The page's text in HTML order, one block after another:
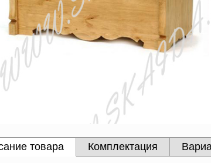
товара Комплектация